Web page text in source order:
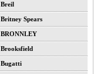
Breil
Britney Spears
BRONNLEY
Brooksfield
Bugatti